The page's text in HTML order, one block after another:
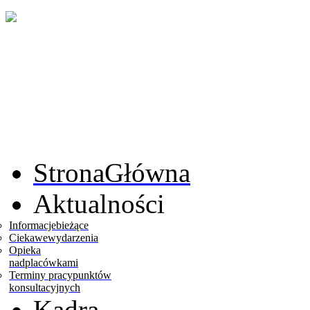
StronaGłówna
Aktualności
Informacjebieżące
Ciekawewydarzenia
Opieka
nadplacówkami
Terminy pracypunktów
konsultacyjnych